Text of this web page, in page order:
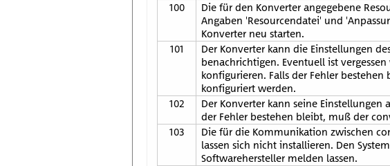
100
Die für den Konverter angegebene
Angaben 'Resourcendatei' und
Konverter neu starten.
101
Der Konverter kann die Einstellungen
benachrichtigen. Eventuell ist
konfigurieren. Falls der Fehler
konfiguriert werden.
102
Der Konverter kann seine Einstellungen
der Fehler bestehen bleibt, muß der
103
Die für die Kommunikation zwischen
lassen sich nicht installieren. Den
Softwarehersteller melden lassen.